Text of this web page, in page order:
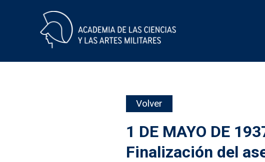
Volver
1 DE MAYO DE
Finalización del